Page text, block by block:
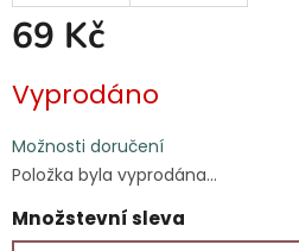
69 Kč
cena:
Vyprodáno
Možnosti doručení
Položka byla vyprodána…
Množstevní sleva